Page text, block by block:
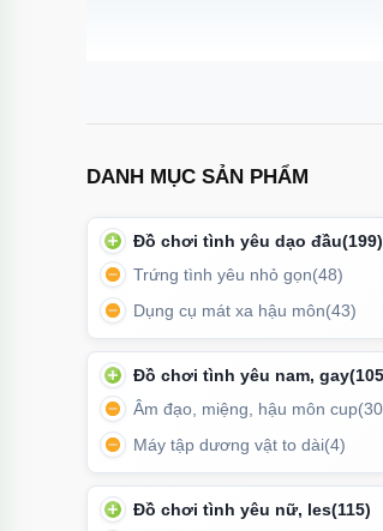
DANH MỤC SẢN PHẨM
Đồ chơi tình yêu dạo đầu(199)
Trứng tình yêu nhỏ gọn(48)
Dụng cụ mát xa hậu môn(43)
Đồ chơi tình yêu nam, gay
Âm đạo, miệng, hậu môn cup
Máy tập dương vật to dài(4)
Đồ chơi tình yêu nữ, les(115)